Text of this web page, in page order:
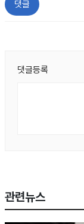
댓글
댓글등록
관련뉴스